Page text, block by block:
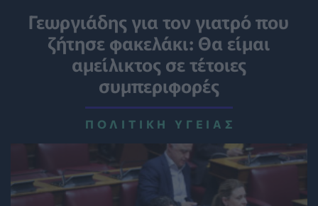
Γεωργιάδης για τον γιατρό που
ζήτησε φακελάκι: Θα είμαι
αμείλικτος σε τέτοιες
συμπεριφορές
ΠΟΛΙΤΙΚΉ ΥΓΕΊΑΣ